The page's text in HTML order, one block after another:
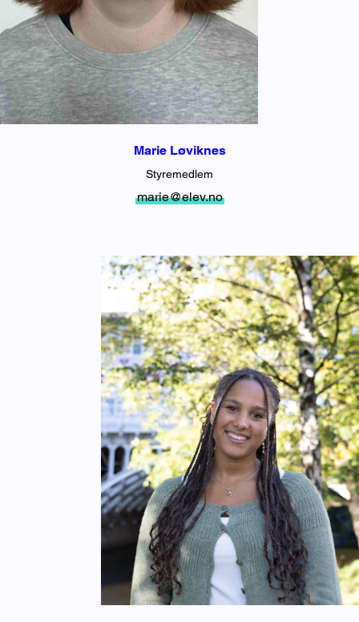
Marie Løviknes
Styremedlem
marie@elev.no